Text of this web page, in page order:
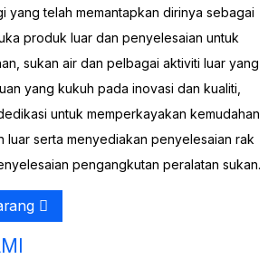
yang telah memantapkan dirinya sebagai
produk luar dan penyelesaian untuk
sukan air dan pelbagai aktiviti luar yang
yang kukuh pada inovasi dan kualiti,
untuk memperkayakan kemudahan
luar serta menyediakan penyelesaian rak
pengangkutan peralatan sukan.